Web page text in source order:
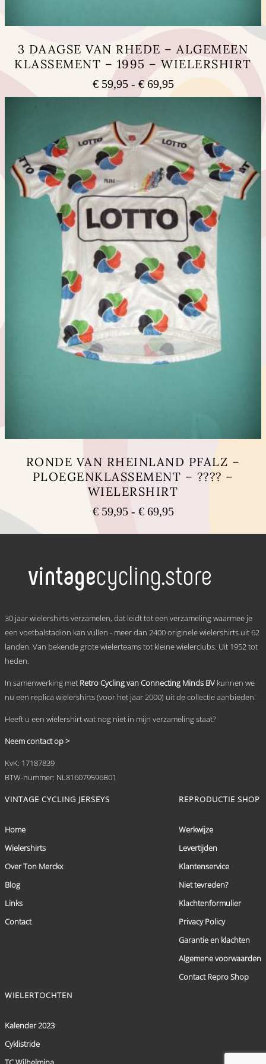
3 DAAGSE VAN RHEDE – ALGEMEEN
KLASSEMENT – 1995 – WIELERSHIRT
€59,95 - €69,95Prijsklasse:
€ 59,95
heeft
meerdere
variaties.
Deze
kan
gekozen
worden
op
productpagina
RONDE VAN RHEINLAND PFALZ –
PLOEGENKLASSEMENT – ???? –
WIELERSHIRT
€59,95 - €69,95Prijsklasse:
tot
variaties.
Deze
gekozen
op
de
30 jaar wielershirts verzamelen, dat leidt tot een verzameling waarmee je
een voetbalstadion kan vullen - meer dan 2400 originele wielershirts uit 62
landen. Van bekende grote wielerteams tot kleine wielerclubs. Uit 1952 tot
heden.
In samenwerking met Retro Cycling van Connecting Minds BV kunnen we
nu een replica wielershirts (voor het jaar 2000) uit de collectie aanbieden.
Heeft u een wielershirt wat nog niet in mijn verzameling staat?
Neem contact op >
KvK: 17187839
BTW-nummer: NL816079596B01
VINTAGE CYCLING JERSEYS
Home
Wielershirts
Over Ton Merckx
Blog
Links
Contact
REPRODUCTIE SHOP
Werkwijze
Levertijden
Klantenservice
Niet tevreden?
Klachtenformulier
Privacy Policy
Garantie en klachten
Algemene voorwaarden
Contact Repro Shop
WIELERTOCHTEN
Kalender 2023
Cyklistride